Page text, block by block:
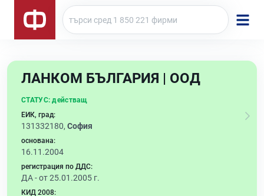
ЛАНКОМ БЪЛГАРИЯ | ООД
СТАТУС: действащ
ЕИК, град:
131332180, София
основана:
16.11.2004
регистрация по ДДС:
ДА - от 25.01.2005 г.
КИД 2008: